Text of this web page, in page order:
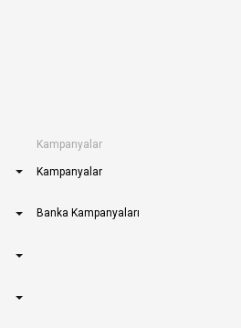
Kampanyalar
Kampanyalar
Banka Kampanyaları